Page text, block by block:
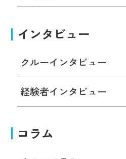
インタビュー
クルーインタビュー
経験者インタビュー
コラム